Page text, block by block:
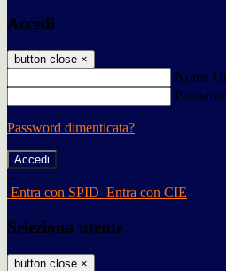
Accedi
button close ×
Nome
Password dimenticata?
-
Entra con SPID Entra con CIE
Seleziona utente
button close ×